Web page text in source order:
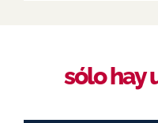
sólo hay